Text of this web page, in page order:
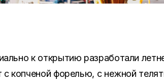
к открытию разработали
с копченой форелью, с нежной